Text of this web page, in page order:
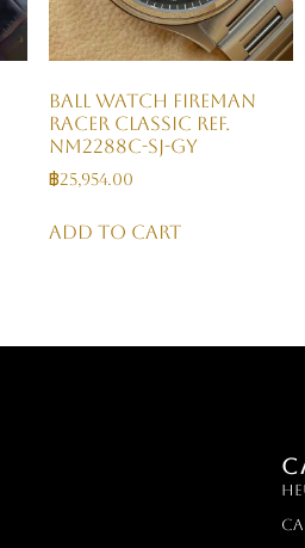
Ball Watch Fireman
Racer Classic Ref.
NM2288C-SJ-GY
฿25,954.00
Add to cart